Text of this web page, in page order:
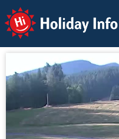
Holiday Info